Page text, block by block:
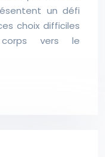
un défi
choix difficiles
vers le